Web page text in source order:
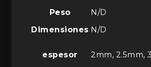
Peso
N/D
Dimensiones N/D
espesor 2mm, 2.5mm,